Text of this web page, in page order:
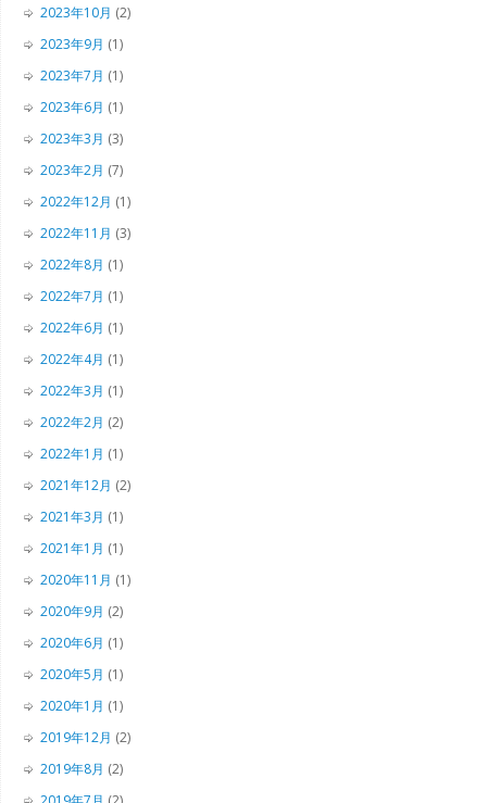
2023年10月 (2)
2023年9月 (1)
2023年7月 (1)
2023年6月 (1)
2023年3月 (3)
2023年2月 (7)
2022年12月 (1)
2022年11月 (3)
2022年8月 (1)
2022年7月 (1)
2022年6月 (1)
2022年4月 (1)
2022年3月 (1)
2022年2月 (2)
2022年1月 (1)
2021年12月 (2)
2021年3月 (1)
2021年1月 (1)
2020年11月 (1)
2020年9月 (2)
2020年6月 (1)
2020年5月 (1)
2020年1月 (1)
2019年12月 (2)
2019年8月 (2)